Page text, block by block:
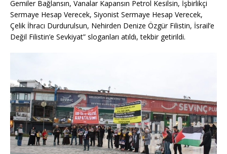
Gemiler Bağlansın, Vanalar Kapansın Petrol Kesilsin, İşbirlikçi
Sermaye Hesap Verecek, Siyonist Sermaye Hesap Verecek,
Çelik İhracı Durdurulsun, Nehirden Denize Özgür Filistin, İsrail’e
Değil Filistin’e Sevkiyat” sloganları atıldı, tekbir getirildi.